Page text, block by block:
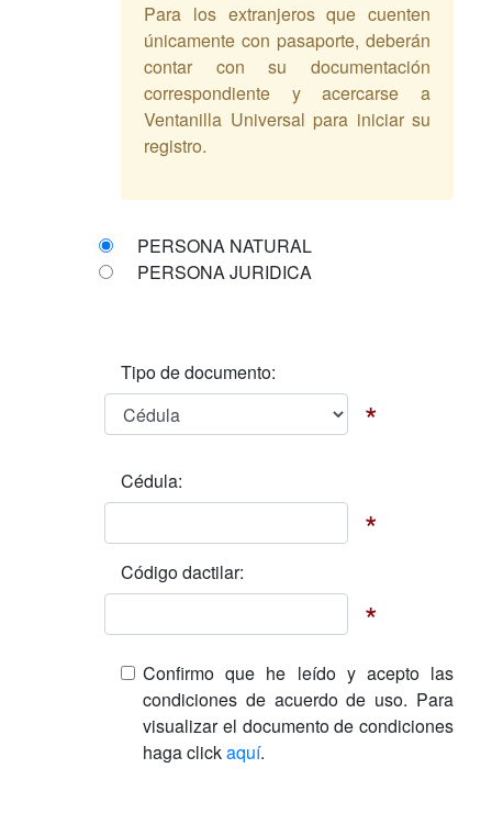
Para los extranjeros que cuenten
únicamente con pasaporte, deberán
contar con su documentación
correspondiente y acercarse a
Ventanilla Universal para iniciar su
registro.
PERSONA NATURAL
PERSONA JURIDICA
Tipo de documento:
*
Cédula:
*
Código dactilar:
*
Confirmo que he leído y acepto las
condiciones de acuerdo de uso. Para
visualizar el documento de condiciones
haga clickaquí.